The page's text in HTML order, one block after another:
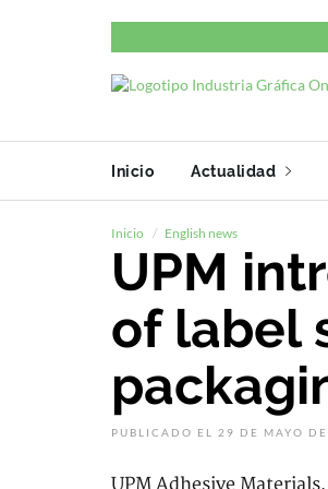
Inicio Actualidad
Inicio English news
UPM
of label
PUBLICADO EL 29 DE MAYO
UPM Adhesive